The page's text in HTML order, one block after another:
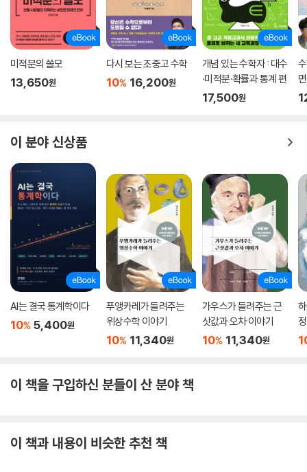
수 있는 훌륭한 교양서이다.
─ 「퍼블리셔스 위클리」
일상생활에서 수학의 쓰임이란 게 식당에서 팁을 계산하거나 마트에서 할
인율을 따지는 정도라고 생각하기 쉽지만, 예이츠는 우리가 인지하는 것보
다 우리의 삶이 더 자주 그리고 더 깊이 수학과 상호작용 한다는 것을 알려
미적분의 쓸모
13,650원
다시 보는 초중고 수학
10% 16,200원
개념 있는 수학자 : 대수
·미적분·확률과 통계 편
17,500원
면
이 분야 신상품
AI는 결국 통계학이다
10% 5,400원
푸앵카레가 들려주는
위상수학 이야기
10% 11,340원
가우스가 들려주는 근
삿값과 오차 이야기
10% 11,340원
이 책을 구입하신 분들이 산 분야 책
이 책과 내용이 비슷한 추천 책